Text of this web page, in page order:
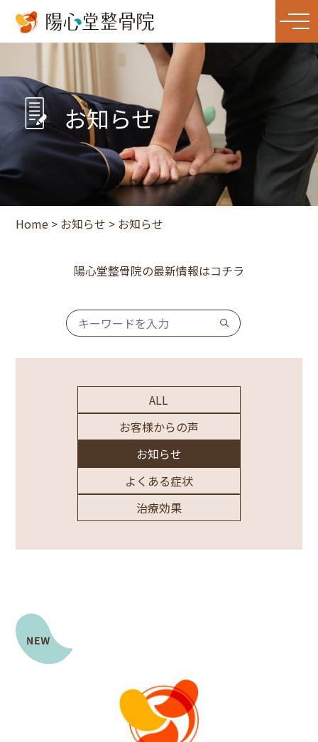
お知らせ
Home > お知らせ > お知らせ
陽心堂整骨院の最新情報はコチラ
ALL
お客様からの声
お知らせ
よくある症状
治療効果